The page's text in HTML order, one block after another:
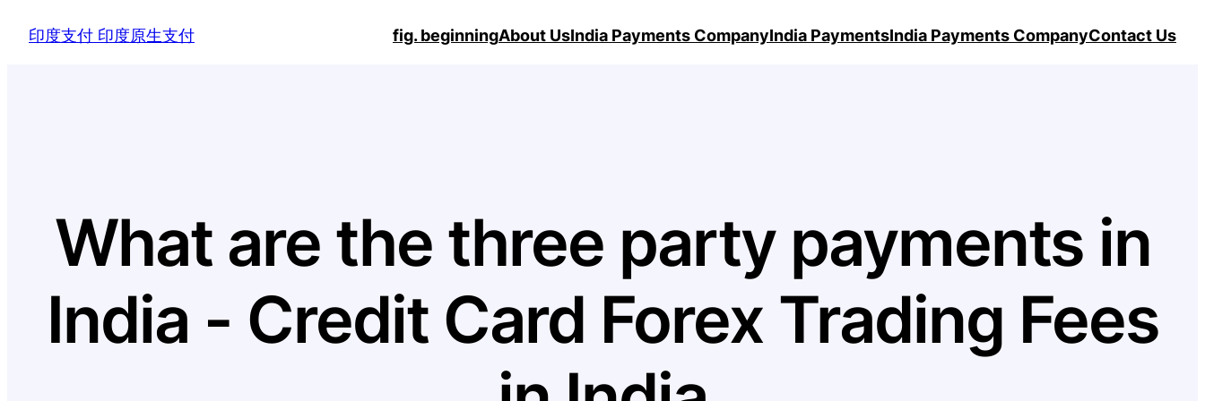
印度支付 印度原生支付 fig. beginningAbout UsIndia Payments CompanyIndia PaymentsIndia Payments CompanyContact Us
What are the three party payments in
India - Credit Card Forex Trading Fees